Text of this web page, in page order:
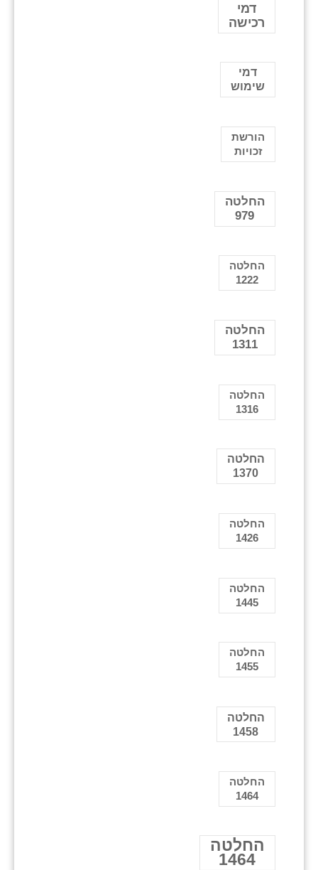
דמי
רכישה
דמי
שימוש
הורשת
זכויות
החלטה
979
החלטה
1222
החלטה
1311
החלטה
1316
החלטה
1370
החלטה
1426
החלטה
1445
החלטה
1455
החלטה
1458
החלטה
1464
החלטה
1464